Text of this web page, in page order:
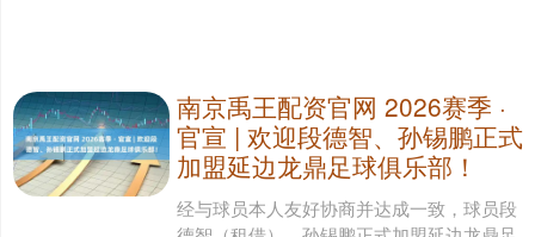
南京禹王配资官网 2026赛季 ·
官宣 | 欢迎段德智、孙锡鹏正式
加盟延边龙鼎足球俱乐部！
经与球员本人友好协商并达成一致，球员段